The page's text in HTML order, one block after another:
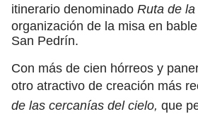
itinerario denominado Ruta de
organización de la misa en
San Pedrín.
Con más de cien hórreos y
otro atractivo de creación más
de las cercanías del cielo, que